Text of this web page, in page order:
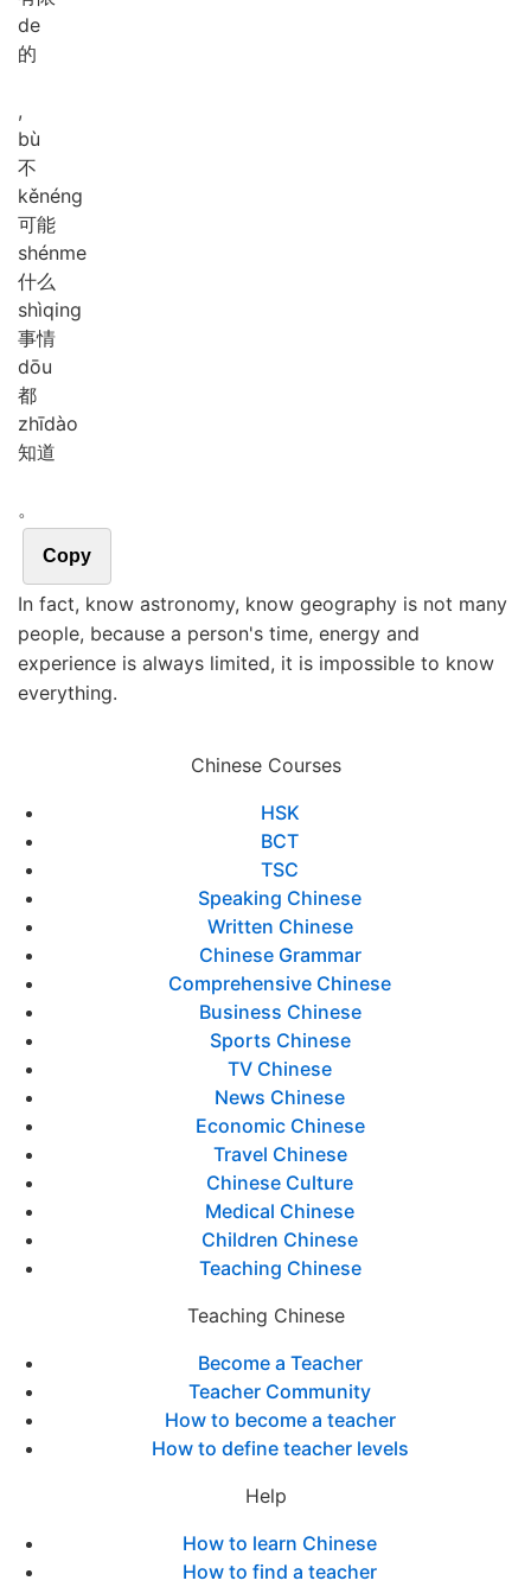
de
的
,
bù
不
kěnéng
可能
shénme
什么
shìqing
事情
dōu
都
zhīdào
知道
。
Copy
In fact, know astronomy, know geography is not many
people, because a person's time, energy and
experience is always limited, it is impossible to know
everything.
Chinese Courses
HSK
BCT
TSC
Speaking Chinese
Written Chinese
Chinese Grammar
Comprehensive Chinese
Business Chinese
Sports Chinese
TV Chinese
News Chinese
Economic Chinese
Travel Chinese
Chinese Culture
Medical Chinese
Children Chinese
Teaching Chinese
Teaching Chinese
Become a Teacher
Teacher Community
How to become a teacher
How to define teacher levels
Help
How to learn Chinese
How to find a teacher